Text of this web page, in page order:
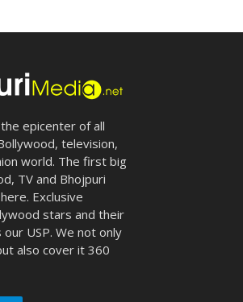
epicenter of all
television,
world. The first big
TV and Bhojpuri
Exclusive
stars and their
USP. We not only
also cover it 360